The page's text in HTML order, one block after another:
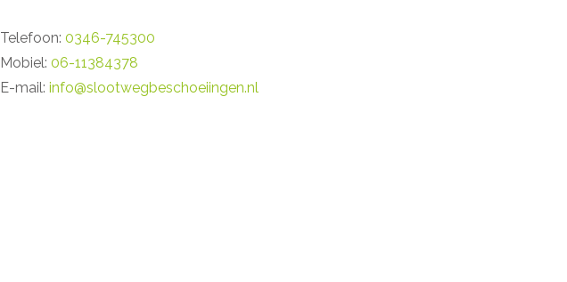
Telefoon: 0346-745300
Mobiel: 06-11384378
E-mail: info@slootwegbeschoeiingen.nl